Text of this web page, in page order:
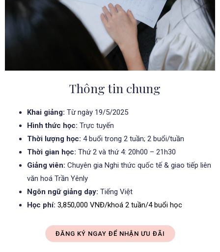
Thông tin chung
Khai giảng: Từ ngày 19/5/2025
Hình thức học: Trực tuyến
Thời lượng học: 4 buổi trong 2 tuần; 2 buổi/tuần
Thời gian học: Thứ 2 và thứ 4: 20h00 – 21h30
Giảng viên: Chuyên gia Nghi thức quốc tế & giao tiếp liên
văn hoá Trần Yênly
Ngôn ngữ giảng dạy: Tiếng Việt
Học phí: 3,850,000 VNĐ/khoá 2 tuần/4 buổi học
ĐĂNG KÝ NGAY ĐỂ NHẬN ƯU ĐÃI